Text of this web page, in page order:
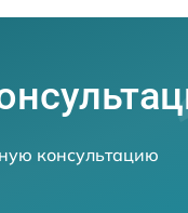
консультацию